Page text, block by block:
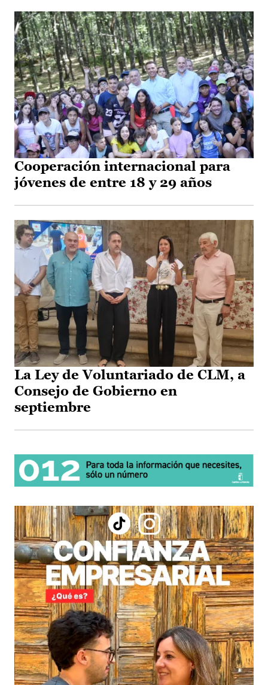
Cooperación internacional para
jóvenes de entre 18 y 29 años
La Ley de Voluntariado de CLM, a
Consejo de Gobierno en
septiembre